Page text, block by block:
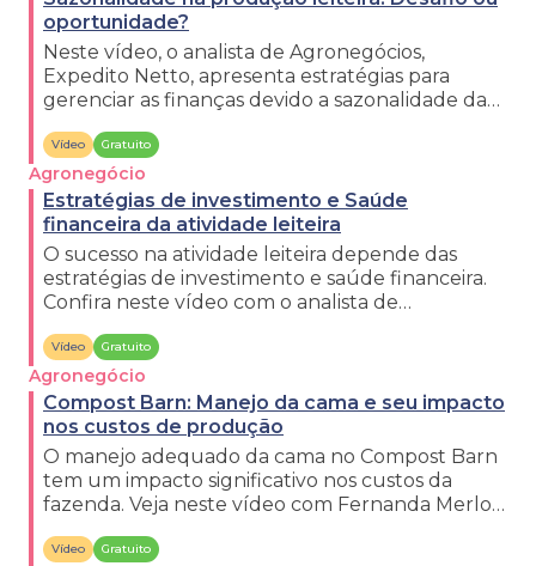
oportunidade?
Neste vídeo, o analista de Agronegócios,
Expedito Netto, apresenta estratégias para
gerenciar as finanças devido a sazonalidade da
Vídeo Gratuito
Agronegócio
Estratégias de investimento e Saúde
financeira da atividade leiteira
O sucesso na atividade leiteira depende das
estratégias de investimento e saúde financeira.
Confira neste vídeo com o analista de
Vídeo Gratuito
Agronegócio
Compost Barn: Manejo da cama e seu impacto
nos custos de produção
O manejo adequado da cama no Compost Barn
tem um impacto significativo nos custos da
fazenda. Veja neste vídeo com Fernanda Merlo,
Vídeo Gratuito